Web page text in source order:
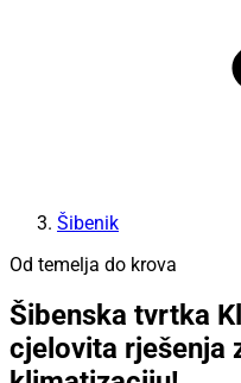
Šibenik
Od temelja do krova
Šibenska tvrtka
cjelovita rješenja